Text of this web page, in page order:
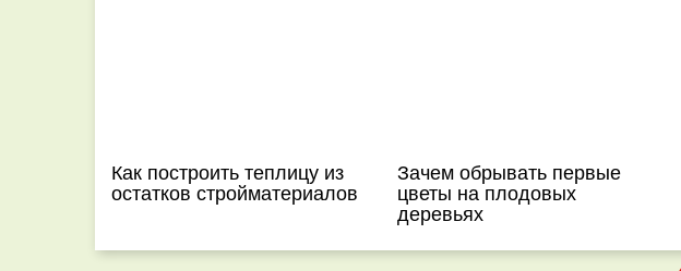
Как построить теплицу из
остатков стройматериалов
Зачем обрывать первые
цветы на плодовых
деревьях